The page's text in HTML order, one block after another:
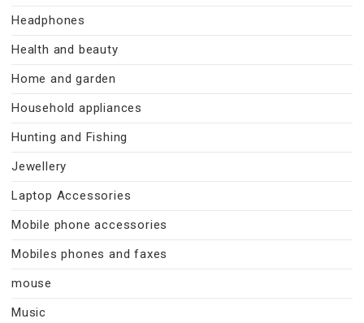
Headphones
Health and beauty
Home and garden
Household appliances
Hunting and Fishing
Jewellery
Laptop Accessories
Mobile phone accessories
Mobiles phones and faxes
mouse
Music